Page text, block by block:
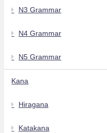
N3 Grammar
N4 Grammar
N5 Grammar
Kana
Hiragana
Katakana